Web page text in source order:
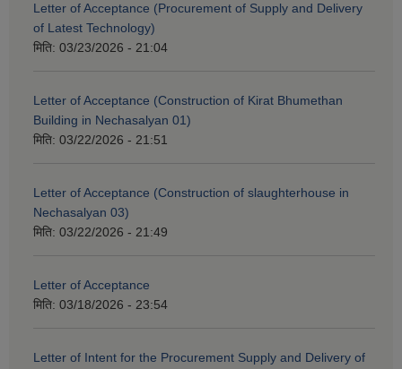
Letter of Acceptance (Procurement of Supply and Delivery
of Latest Technology)
मिति: 03/23/2026 - 21:04
Letter of Acceptance (Construction of Kirat Bhumethan
Building in Nechasalyan 01)
मिति: 03/22/2026 - 21:51
Letter of Acceptance (Construction of slaughterhouse in
Nechasalyan 03)
मिति: 03/22/2026 - 21:49
Letter of Acceptance
मिति: 03/18/2026 - 23:54
Letter of Intent for the Procurement Supply and Delivery of